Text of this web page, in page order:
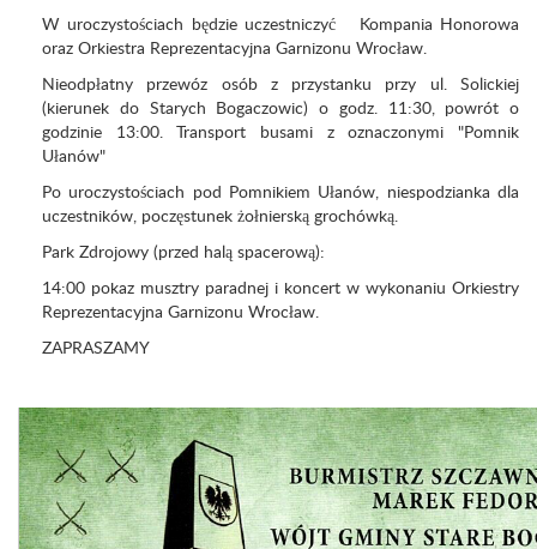
W uroczystościach będzie uczestniczyć Kompania Honorowa
oraz Orkiestra Reprezentacyjna Garnizonu Wrocław.
Nieodpłatny przewóz osób z przystanku przy ul. Solickiej
(kierunek do Starych Bogaczowic) o godz. 11:30, powrót o
godzinie 13:00. Transport busami z oznaczonymi "Pomnik
Ułanów"
Po uroczystościach pod Pomnikiem Ułanów, niespodzianka dla
uczestników, poczęstunek żołnierską grochówką.
Park Zdrojowy (przed halą spacerową):
14:00 pokaz musztry paradnej i koncert w wykonaniu Orkiestry
Reprezentacyjna Garnizonu Wrocław.
ZAPRASZAMY